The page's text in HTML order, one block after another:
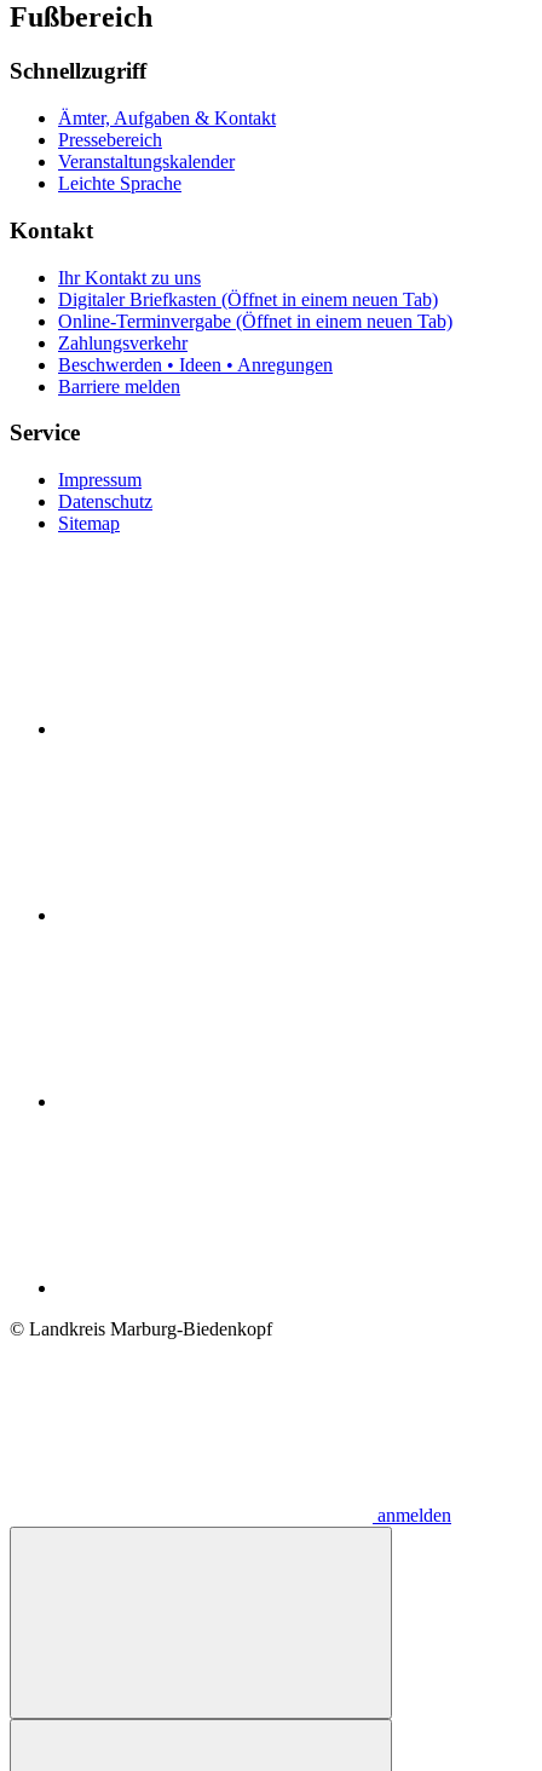
Fußbereich
Schnellzugriff
Ämter, Aufgaben & Kontakt
Pressebereich
Veranstaltungskalender
Leichte Sprache
Kontakt
Ihr Kontakt zu uns
Digitaler Briefkasten (Öffnet in einem neuen Tab)
Online-Terminvergabe (Öffnet in einem neuen Tab)
Zahlungsverkehr
Beschwerden • Ideen • Anregungen
Barriere melden
Service
Impressum
Datenschutz
Sitemap
© Landkreis Marburg-Biedenkopf
anmelden